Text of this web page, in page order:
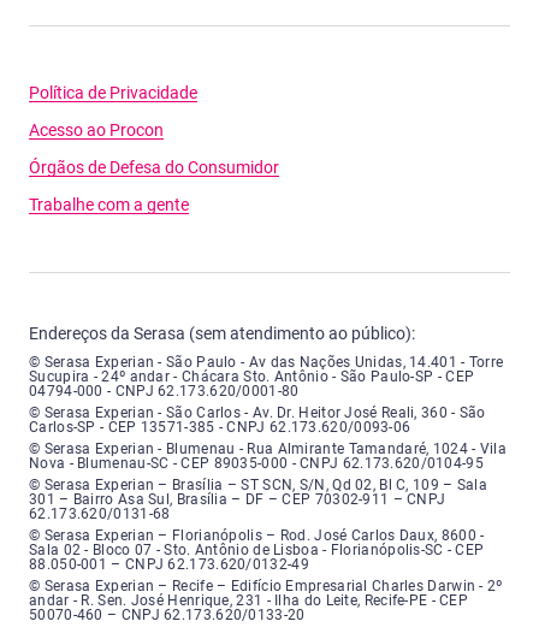
Política de Privacidade
Acesso ao Procon
Órgãos de Defesa do Consumidor
Trabalhe com a gente
Endereços da Serasa (sem atendimento ao público):
Serasa Experian - São Paulo - Endereço: Avenida das Nações Unidas,
© Serasa Experian - São Paulo - Av das Nações Unidas, 14.401 - Torre
Sucupira - 24º andar - Chácara Sto. Antônio - São Paulo-SP - CEP
04794-000 - CNPJ 62.173.620/0001-80
Serasa Experian - São Carlos - Endereço: Avenida Doutor Heitor José
© Serasa Experian - São Carlos - Av. Dr. Heitor José Reali, 360 - São
Carlos-SP - CEP 13571-385 - CNPJ 62.173.620/0093-06
Serasa Experian - Blumenau - Endereço: Rua Almirante Tamandaré,
© Serasa Experian - Blumenau - Rua Almirante Tamandaré, 1024 - Vila
Nova - Blumenau-SC - CEP 89035-000 - CNPJ 62.173.620/0104-95
Serasa Experian - Brasília, Endereço: Setor Comercial Norte, sem
© Serasa Experian – Brasília – ST SCN, S/N, Qd 02, Bl C, 109 – Sala
301 – Bairro Asa Sul, Brasília – DF – CEP 70302-911 – CNPJ
62.173.620/0131-68
Serasa Experian - Florianópolis, Endereço: Rodovia José Carlos, número
© Serasa Experian – Florianópolis – Rod. José Carlos Daux, 8600 -
Sala 02 - Bloco 07 - Sto. Antônio de Lisboa - Florianópolis-SC - CEP
88.050-001 – CNPJ 62.173.620/0132-49
Serasa Experian - Recife, Endereço: Edifício Empresarial Charles Darwin,
© Serasa Experian – Recife – Edifício Empresarial Charles Darwin - 2º
andar - R. Sen. José Henrique, 231 - Ilha do Leite, Recife-PE - CEP
50070-460 – CNPJ 62.173.620/0133-20